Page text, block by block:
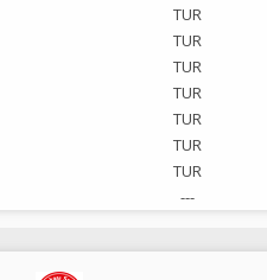
TUR
TUR
TUR
TUR
TUR
TUR
TUR
---